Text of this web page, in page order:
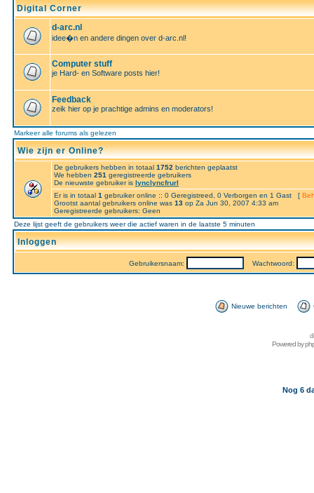
Digital Corner
d-arc.nl
idee�n en andere dingen over d-arc.nl!
Computer stuff
je Hard- en Software posts hier!
Feedback
zeik hier op je prachtige admins en moderators!
Markeer alle forums als gelezen
Wie zijn er Online?
De gebruikers hebben in totaal 1752 berichten geplaatst
We hebben 251 geregistreerde gebruikers
De nieuwste gebruiker is lynclyncfrurl
Er is in totaal 1 gebruiker online :: 0 Geregistreed, 0 Verborgen en 1 Gast [
Grootst aantal gebruikers online was 13 op Za Jun 30, 2007 4:33 am
Geregistreerde gebruikers: Geen
Deze lijst geeft de gebruikers weer die actief waren in de laatste 5 minuten
Inloggen
Gebruikersnaam: Wachtwoord:
Nieuwe berichten
Powered by
Nog 6